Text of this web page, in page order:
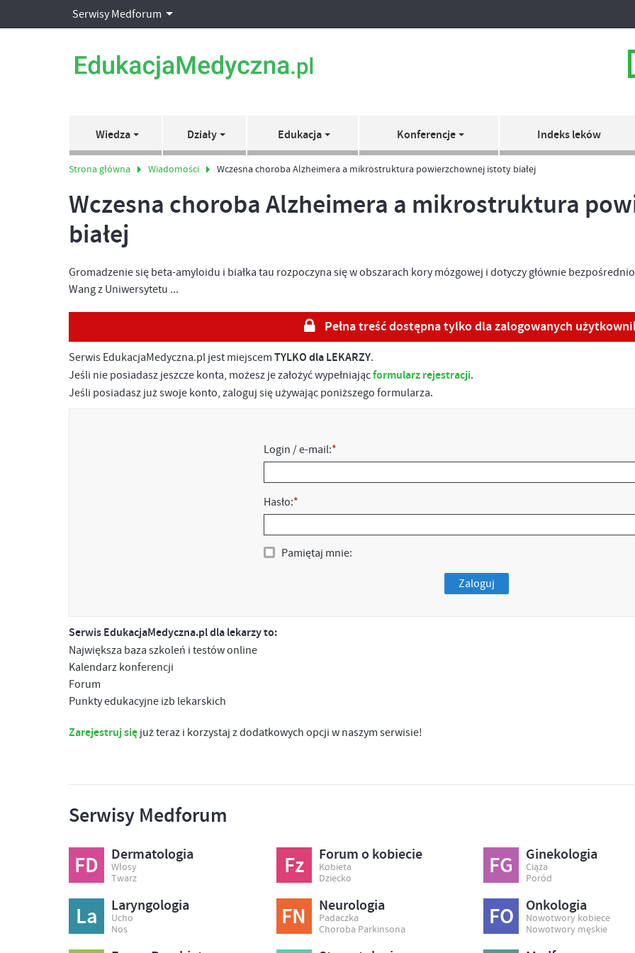
Serwisy Medforum
Wiedza Działy Edukacja Konferencje Indeks leków
Strona główna Wiadomości Wczesna choroba Alzheimera a mikrostruktura powierzchownej istoty białej
Wczesna choroba Alzheimera a mikrostruktura
białej
Gromadzenie się beta-amyloidu i białka tau rozpoczyna się w obszarach kory mózgowej i dotyczy głównie
Wang z Uniwersytetu ...
Pełna treść dostępna tylko dla zalogowanych
Serwis EdukacjaMedyczna.pl jest miejscem TYLKO dla LEKARZY.
Jeśli nie posiadasz jeszcze konta, możesz je założyć wypełniającformularz rejestracji.
Jeśli posiadasz już swoje konto, zaloguj się używając poniższego formularza.
Login / e-mail:*
Hasło:*
Pamiętaj mnie:
Zaloguj
Serwis EdukacjaMedyczna.pl dla lekarzy to:
Największa baza szkoleń i testów online
Kalendarz konferencji
Forum
Punkty edukacyjne izb lekarskich
Zarejestruj się już teraz i korzystaj z dodatkowych opcji w naszym serwisie!
Serwisy Medforum
FD Dermatologia
Włosy
Twarz
Fz Forum o kobiecie
Kobieta
Dziecko
FG Ginekologia
Ciąża
Poród
La Laryngologia
Ucho
Nos
FN Neurologia
Padaczka
Choroba Parkinsona
FO Onkologia
Nowotwory kobiece
Nowotwory męskie